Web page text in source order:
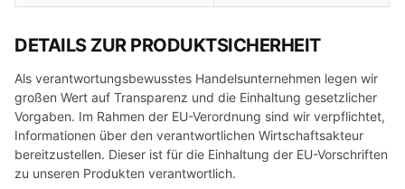
DETAILS ZUR PRODUKTSICHERHEIT
Als verantwortungsbewusstes Handelsunternehmen legen wir
großen Wert auf Transparenz und die Einhaltung gesetzlicher
Vorgaben. Im Rahmen der EU-Verordnung sind wir verpflichtet,
Informationen über den verantwortlichen Wirtschaftsakteur
bereitzustellen. Dieser ist für die Einhaltung der EU-Vorschriften
zu unseren Produkten verantwortlich.